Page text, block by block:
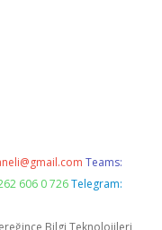
Teams:
606 0 726 Telegram:
Bilgi Teknolojileri